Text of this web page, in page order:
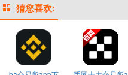
猜您喜欢: